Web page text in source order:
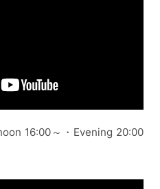
16:00～・Evening 20:00